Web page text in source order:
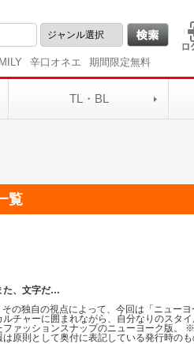
辛口オネエ 期間限定無料
TL・BL
覧
た、文字だ…
の独自の視点によって、今回は「ニュー
チャーに囲まれながら、自分なりのスタ
ァッションスナップのニューヨーク版。
原則として奥付に表記している発行時のも